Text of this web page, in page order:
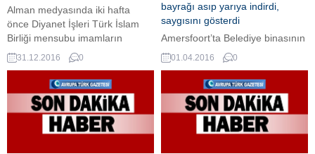
Alman medyasında iki hafta
önce Diyanet İşleri Türk İslam
Birliği mensubu imamların
Türkiye adına casusluk
yaptıklarına dair haberler
yayımlandı.
31.12.2016 0
bayrağı asıp yarıya indirdi,
saygısını gösterdi
Amersfoort’ta Belediye binasının
önünde geçtiğimiz günlerde terör
saldırısında hayatını kaybeden
insanlar için saygı duruşu
yapıldı.
01.04.2016 0